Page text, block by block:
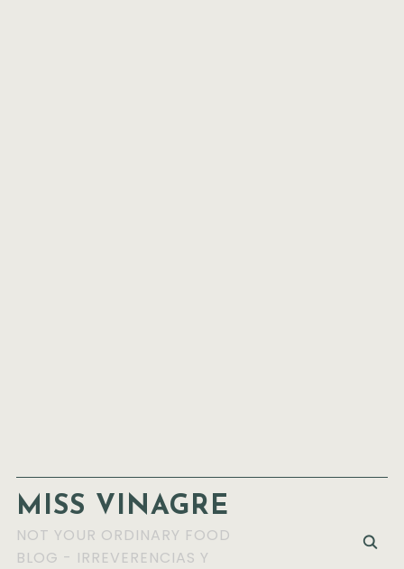
MISS VINAGRE
NOT YOUR ORDINARY FOOD
BLOG - IRREVERENCIAS Y